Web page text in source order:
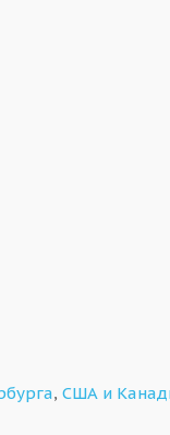
, США и